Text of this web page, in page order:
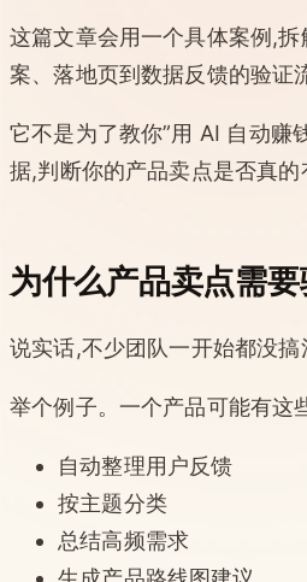
这篇文章会用一个具体案例,
案、落地页到数据反馈的验证
它不是为了教你”用 AI 自动赚
据,判断你的产品卖点是否真的
为什么产品卖点需
说实话,不少团队一开始都没搞
举个例子。一个产品可能有这
自动整理用户反馈
按主题分类
总结高频需求